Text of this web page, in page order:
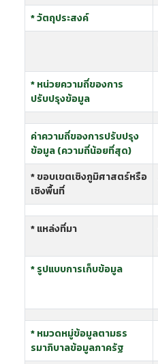
* วัตถุประสงค์
* หน่วยความถี่ของการ
ปรับปรุงข้อมูล
ค่าความถี่ของการปรับปรุง
ข้อมูล (ความถี่น้อยที่สุด)
* ขอบเขตเชิงภูมิศาสตร์หรือ
เชิงพื้นที่
* แหล่งที่มา
* รูปแบบการเก็บข้อมูล
* หมวดหมู่ข้อมูลตามธร
รมาภิบาลข้อมูลภาครัฐ